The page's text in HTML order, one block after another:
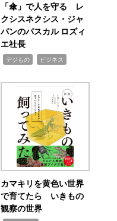
「傘」で人を守る レ
クシスネクシス・ジャ
パンのパスカル ロズィ
エ社長
デジもの ビジネス
カマキリを黄色い世界
で育てたら いきもの
観察の世界